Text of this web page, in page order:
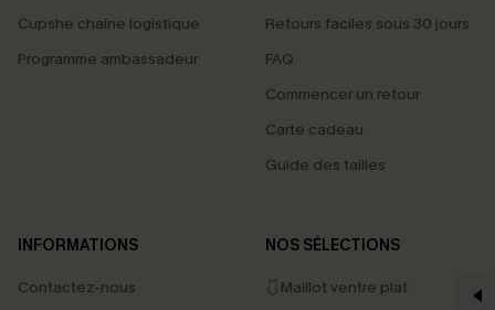
Cupshe chaîne logistique
Programme ambassadeur
Retours faciles sous 30 jours
FAQ
Commencer un retour
Carte cadeau
Guide des tailles
INFORMATIONS
Contactez-nous
NOS SÉLECTIONS
🩱Maillot ventre plat
PROFITEZ DE -15%
-15% dès 2 Achetés par E-mail